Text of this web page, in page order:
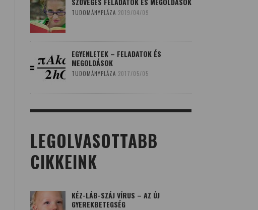
TUDOMÁNYPLÁZA 2019/04/09
EGYENLETEK – FELADATOK ÉS
MEGOLDÁSOK
TUDOMÁNYPLÁZA 2017/05/05
LEGOLVASOTTABB
CIKKEINK
KÉZ-LÁB-SZÁJ VÍRUS – AZ ÚJ
GYEREKBETEGSÉG